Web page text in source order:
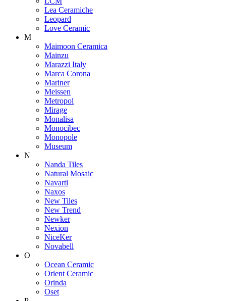
Lea Ceramiche
Leopard
Love Ceramic
M
Maimoon Ceramica
Mainzu
Marazzi Italy
Marca Corona
Mariner
Meissen
Metropol
Mirage
Monalisa
Monocibec
Monopole
Museum
N
Nanda Tiles
Natural Mosaic
Navarti
Naxos
New Tiles
New Trend
Newker
Nexion
NiceKer
Novabell
O
Ocean Ceramic
Orient Ceramic
Orinda
Oset